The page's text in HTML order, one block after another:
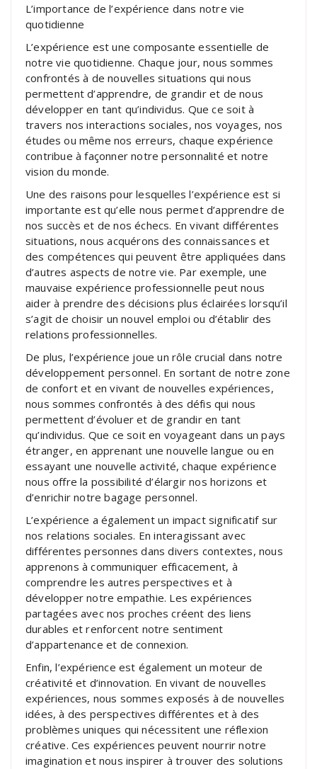
L’importance de l’expérience dans notre vie
quotidienne
L’expérience est une composante essentielle de
notre vie quotidienne. Chaque jour, nous sommes
confrontés à de nouvelles situations qui nous
permettent d’apprendre, de grandir et de nous
développer en tant qu’individus. Que ce soit à
travers nos interactions sociales, nos voyages, nos
études ou même nos erreurs, chaque expérience
contribue à façonner notre personnalité et notre
vision du monde.
Une des raisons pour lesquelles l’expérience est si
importante est qu’elle nous permet d’apprendre de
nos succès et de nos échecs. En vivant différentes
situations, nous acquérons des connaissances et
des compétences qui peuvent être appliquées dans
d’autres aspects de notre vie. Par exemple, une
mauvaise expérience professionnelle peut nous
aider à prendre des décisions plus éclairées lorsqu’il
s’agit de choisir un nouvel emploi ou d’établir des
relations professionnelles.
De plus, l’expérience joue un rôle crucial dans notre
développement personnel. En sortant de notre zone
de confort et en vivant de nouvelles expériences,
nous sommes confrontés à des défis qui nous
permettent d’évoluer et de grandir en tant
qu’individus. Que ce soit en voyageant dans un pays
étranger, en apprenant une nouvelle langue ou en
essayant une nouvelle activité, chaque expérience
nous offre la possibilité d’élargir nos horizons et
d’enrichir notre bagage personnel.
L’expérience a également un impact significatif sur
nos relations sociales. En interagissant avec
différentes personnes dans divers contextes, nous
apprenons à communiquer efficacement, à
comprendre les autres perspectives et à
développer notre empathie. Les expériences
partagées avec nos proches créent des liens
durables et renforcent notre sentiment
d’appartenance et de connexion.
Enfin, l’expérience est également un moteur de
créativité et d’innovation. En vivant de nouvelles
expériences, nous sommes exposés à de nouvelles
idées, à des perspectives différentes et à des
problèmes uniques qui nécessitent une réflexion
créative. Ces expériences peuvent nourrir notre
imagination et nous inspirer à trouver des solutions